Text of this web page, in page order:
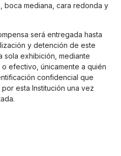
boca mediana, cara redonda y
será entregada hasta
y detención de este
sola exhibición, mediante
efectivo, únicamente a quién
confidencial que
esta Institución una vez